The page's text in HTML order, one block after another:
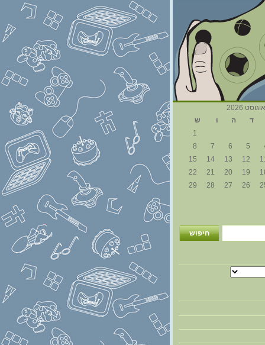
אוגוסט 2026
ד
ה ו
ש
1
5
6
7
8
12
13
14
15
19
20
21
22
26
27
28
29